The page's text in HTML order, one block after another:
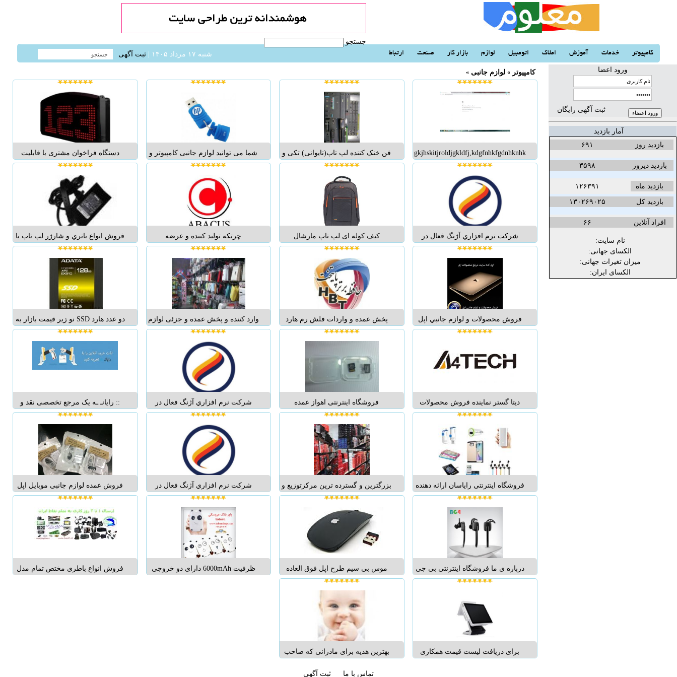
شنبه ۱۷ مرداد ۱۴۰۵ | ثبت آگهی
جستجو
کامپیوتر خدمات آموزش املاک اتومبیل لوازم بازار کار صنعت ارتباط
کامپیوتر « لوازم جانبی «
fg;klbdklnbkcnbkjnkjnksdfngkjhskitjroldjgkldfj,kdgfnhkfgdnhknhk
...
فن خنک کننده لپ تاپ(تایوانی) تکی و
تعداد با مشخصات ذیل به فروش می
خنک کننده • قابلیت تنظیم شدن
موقعیت فن با لپ تاپ به صورت کاملاً
دقیق • فن ها قابلیت جابجایی...
شما می توانید لوازم جانبی کامپیوتر و
موبایل خود را با قیمت باور نکردنی
مارکت خریداری کنید ...
دستگاه فراخوان مشتری با قابلیت
بیسیم و بدون نیاز به اتصال به کامپیوتر
جهت استفاده در رستوران ها و فست
فود ها مراکز تفریحی و اداری با
نازلترین قیمت آماده ارائه به هموطنان
عزیز می باشد. &nb...
شرکت نرم افزاري آژنگ فعال در
زمينه واردات و فروش انواع لوازم
جانبي کامپيوتر و موبايل اورجينال و
متفرقه مانند ماوس، کيبورد، هدست،
هندزفري، قاب و کاور، شارژر، انواع
کابل و ... در سراسر کشور با شرايط
...
کیف کوله ای لپ تاپ مارشال
مخصوص لپ تاپ های 15 اینچ.تو
سایت های کامپیوتری مثل دی جی کالا
65000 زده....
چرتکه تولید کننده و عرضه
کننده،چمدان،کیف،کوله لپ تاپ، لوازم
جانبی و ساک مسافرتی
www.ABACUSIRAN.COM ...
فروش انواع باتري و شارژر لپ تاپ با
ولتاژهاي مختلف انواع باتري و شارژر
لپ تاپ هاي
cer,Msi
,Samsung,Fujitso,Benq,Compaq ...
فروش محصولات و لوازم جانبي اپل
به صورت تك و عمده آيفون ۶ iphone 6
ipad air 2 آيپد اميني ۳ ipad mini 3
مك‌بوك رتينا macbook retina مك‌بوك
پخش عمده و واردات فلش رم هارد
موس اسپیکر مموری تبلت آنتی
ویروس کیبرد همکاران گرامی از
DVD RAM SD FLASH HARD
POWER BANK MICRO TABLET hbt
وارد کننده و پخش عمده و جزئی لوازم
جانبی موبایل و کامپیوتر با قیمتی
مناسب و رقابتی...
دو عدد هارد SSD نو زیر قیمت بازار به
فروش میرسد. مشخصات گارانتی:
گارانتی آونگ SP 900 سه سال SX910
پنج سال...
دیتا گستر نماینده فروش محصولات
A4tech ارائه دهنده محصولاتی از قبیل
......
فروشگاه اینترنتی اهواز عمده
بزرگترین مرکز پخش عمده انواع
لوازم جانبی ، مموری ، بازی و نرم
افزار در اهوازو شهرستانها آماده
همکاری با فروشگاه و پخش کنندگان
در سراسر نقاط خوزستان
*******************...
شرکت نرم افزاري آژنگ فعال در
زمينه واردات و فروش انواع لوازم
جانبي کامپيوتر و موبايل اورجينال و
متفرقه مانند ماوس، کيبورد، هدست،
هندزفري، قاب و کاور، شارژر، انواع
کابل و ... در سراسر کشور با شرايط
...
:: رایانـ ـه یک مرجع تخصصی نقد و
بررسی و فروش کالای دیجیتال. :: تنوع
کالاها در بخش‏های مختلف :: سهولت
استفاده از وب سایت رایانـ ـه :: ارسال
به کلیه نقاط کشور :: سرویس تحویل
رایگ...
فروشگاه اینترنتی رایاسان ارائه دهنده
لوازم جانبی اصل برای موبایل، تبلت و
لپ تاپ های روز دنیا است. با مراجعه
به این سایت و بررسی محصولات
موجود، می توانید کالای مورد نظر خود
را با کمترین هزینه به آسانی ...
بزرگترین و گسترده ترین مرکزتوزیع و
پخش عمده قطعات کامپیوتر و لوازم
جدیدترین و متنوع ترین لوازم جانبی
کامپیوتر در ایران نماینده رسمی ده ها
برند معتبر جهان پایین ترین قیمت...
شرکت نرم افزاري آژنگ فعال در
زمينه واردات و فروش انواع لوازم
جانبي کامپيوتر و موبايل اورجينال و
متفرقه مانند ماوس، کيبورد، هدست،
هندزفري، قاب و کاور، شارژر، انواع
کابل و ... در سراسر کشور با شرايط
...
فروش عمده لوازم جانبی موبایل اپل
سامسونگ و ..... ...
درباره ی ما فروشگاه اینترنتی بی جی
فور یک فروشگاه خاص برای مشتریان
جلب اعتماد مشتریان ، امکان پرداخت
در محل مشتریان را فراهم کرده تا
مشتریان با آسودگی کامل کا...
موس بی سیم طرح اپل فوق العاده
سبک و با کیفیت شیک ترین و حرفه
ای ترین موس عرضه شده در جهان ...
با سیم های دست و پاگیر موس های
قدیمی خداحافظی کنید! شما می
توانید با استفاده از موس بی سیم
اپل...
ظرفیت 6000mAh دارای دو خروجی
فروش انواع باطری مختص تمام مدل
برای دریافت لیست قیمت همکاری
بهترین هدیه برای مادرانی که صاحب
کودک) با کمک این وسیله شما به
ورود اعضا
ثبت آگهی رایگان
آمار بازدید
بازدید روز
۶۹۱
بازدید دیروز ۳۵۹۸
بازدید ماه ۱۲۶۳۹۱
بازدید کل ۱۳۰۲۶۹۰۲۵
افراد آنلاین ۶۶
نام سایت:
الکسای جهانی:
میزان تغیرات جهانی:
الکسای ایران:
تماس با ما ثبت آگهی